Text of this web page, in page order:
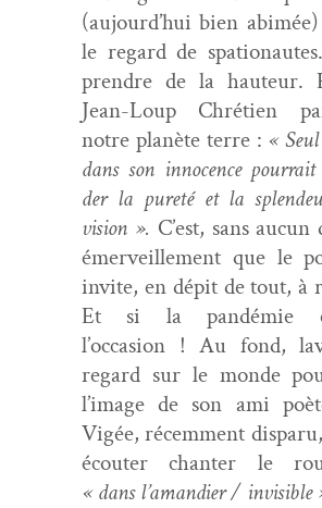
(aujourd’hui bien
le regard de
pren­dre de la
Jean-Loup Chré­tien
notre planète terre : «
dans son inno­cence
der la pureté et la
vision ». C’est, sans
émer­veille­ment que le
invite, en dépit de tout, à
Et si la pandémie
l’occasion ! Au fond,
regard sur le monde
l’image de son ami
Vigée, récem­ment
écouter chanter le
« dans l’amandier / invisible